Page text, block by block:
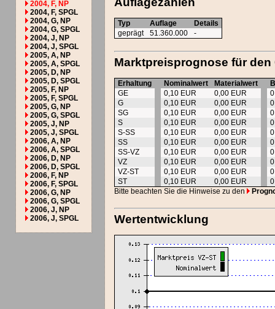
2004, F, NP
2004, F, SPGL
2004, G, NP
2004, G, SPGL
2004, J, NP
2004, J, SPGL
2005, A, NP
2005, A, SPGL
2005, D, NP
2005, D, SPGL
2005, F, NP
2005, F, SPGL
2005, G, NP
2005, G, SPGL
2005, J, NP
2005, J, SPGL
2006, A, NP
2006, A, SPGL
2006, D, NP
2006, D, SPGL
2006, F, NP
2006, F, SPGL
2006, G, NP
2006, G, SPGL
2006, J, NP
2006, J, SPGL
Typ Auflage
Details
geprägt
51.360.000 -
Marktpreisprognose für den
Erhaltung Nominalwert Materialwert
GE
0,10 EUR 0,00 EUR
G
0,10 EUR 0,00 EUR
SG
0,10 EUR 0,00 EUR
S
0,10 EUR 0,00 EUR
S-SS
0,10 EUR 0,00 EUR
SS
0,10 EUR 0,00 EUR
SS-VZ
0,10 EUR 0,00 EUR
VZ
0,10 EUR 0,00 EUR
VZ-ST
0,10 EUR 0,00 EUR
ST
0,10 EUR 0,00 EUR
Bitte beachten Sie die Hinweise zu den
Wertentwicklung